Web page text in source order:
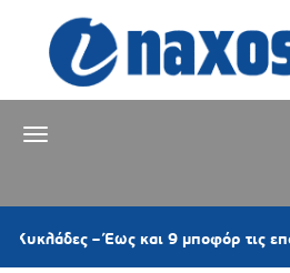
και 9 μποφόρ τις επόμενες ημέρες